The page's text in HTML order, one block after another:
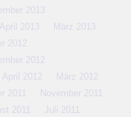
2013
April 2013
März 2013
2012
2012
April 2012
März 2012
2011
November 2011
2011
Juli 2011